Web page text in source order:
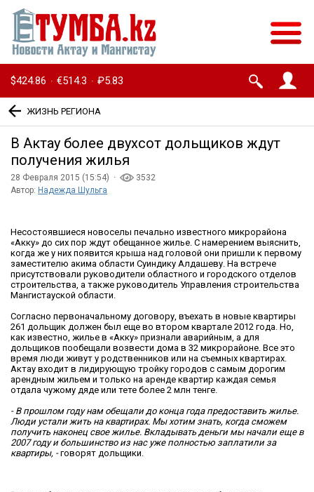
$424.86 · €514.3 · ₽5.83
ЖИЗНЬ РЕГИОНА
В Актау более двухсот дольщиков ждут
получения жилья
28 Февраля 2015 (15:54) ·
3532
Автор: Надежда Шульга
Несостоявшиеся новоселы печально известного микрорайона
«Акку» до сих пор ждут обещанное жилье. С намерением выяснить,
когда же у них появится крыша над головой они пришли к первому
заместителю акима области Суиндику Алдашеву. На встрече
присутствовали руководители областного и городского отделов
строительства, а также руководитель Управления строительства
Мангистауской области.
Согласно первоначальному договору, въехать в новые квартиры
261 дольщик должен был еще во втором квартале 2012 года. Но,
как известно, жилье в «Акку» признали аварийным, а для
дольщиков пообещали возвести дома в 32 микрорайоне. Все это
время люди живут у родственников или на съемных квартирах.
Актау входит в лидирующую тройку городов с самым дорогим
арендным жильем и только на аренде квартир каждая семья
отдала чужому дяде или тете более 2 млн тенге.
- В прошлом году нам обещали до конца года предоставить жилье.
Люди устали жить на квартирах. Мы хотим знать, когда сможем
получить наконец свое жилье. Вкладывать деньги мы начали еще в
2007 году и большинство из нас уже полностью заплатили за
квартиры, -говорят дольщики.